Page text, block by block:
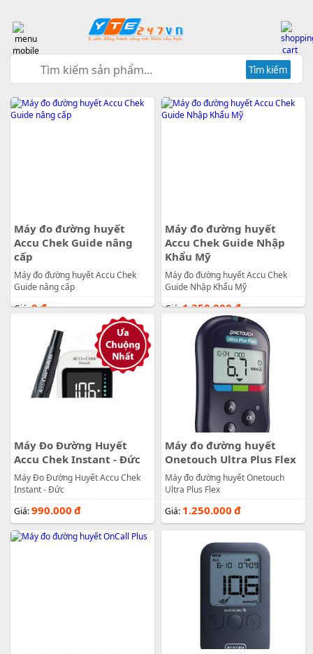
Tìm kiếm
Máy đo đường huyết
Accu Chek Guide nâng
cấp
Máy đo đường huyết Accu Chek
Guide nâng cấp
Giá:0đ
Máy đo đường huyết
Accu Chek Guide Nhập
Khẩu Mỹ
Máy đo đường huyết Accu Chek
Guide Nhập Khẩu Mỹ
Giá:1.350.000đ
Máy Đo Đường Huyết
Accu Chek Instant - Đức
Máy Đo Đường Huyết Accu Chek
Instant - Đức
Giá:990.000 đ
Máy đo đường huyết
Onetouch Ultra Plus Flex
Máy đo đường huyết Onetouch
Ultra Plus Flex
Giá: 1.250.000 đ